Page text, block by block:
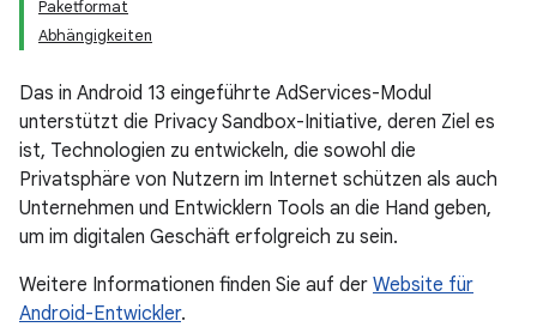
Paketformat
Abhängigkeiten
Das in Android 13 eingeführte AdServices-Modul
unterstützt die Privacy Sandbox-Initiative, deren Ziel es
ist, Technologien zu entwickeln, die sowohl die
Privatsphäre von Nutzern im Internet schützen als auch
Unternehmen und Entwicklern Tools an die Hand geben,
um im digitalen Geschäft erfolgreich zu sein.
Weitere Informationen finden Sie auf der Website für
Android-Entwickler.